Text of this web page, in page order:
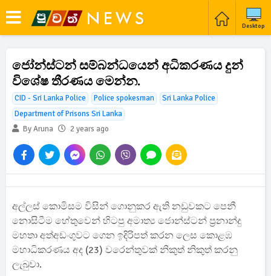
Desktop
ජෝන්ස්ටන් සම්බන්ධයෙන් අධිකරණය දුන්
විශේෂ තීරණය මෙන්න.
CID - Sri Lanka Police Police spokesman
Sri Lanka Police
Department of Prisons Sri Lanka
By Aruna
2 years ago
අල්ලස් කොමිසම විසින් ගොනුකර ඇති නඩුවකට පෙනී
නොසිටීම හේතුවෙන් හිටපු අමාත්‍ය ජොන්ස්ටන් ප්‍රනාන්දු
මහතා අත්අඩංගුවට ගෙන ඉදිරිපත් කරන ලෙස කොළඹ
මහාධිකරණය අද (23) වරෙන්තුවක් නිකුත් නිකුත් කරනු
ලැබුවා.